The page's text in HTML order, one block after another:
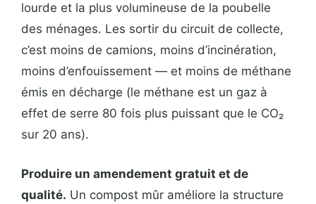
lourde et la plus volumineuse de la poubelle
des ménages. Les sortir du circuit de collecte,
c’est moins de camions, moins d’incinération,
moins d’enfouissement — et moins de méthane
émis en décharge (le méthane est un gaz à
effet de serre 80 fois plus puissant que le CO₂
sur 20 ans).
Produire un amendement gratuit et de
qualité. Un compost mûr améliore la structure